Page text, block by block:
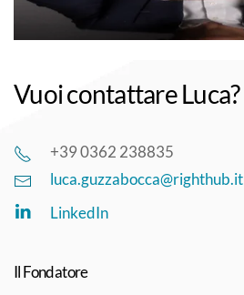
Vuoi contattare Luca?
+39 0362 238835
luca.guzzabocca@righthub.it
LinkedIn
Il Fondatore